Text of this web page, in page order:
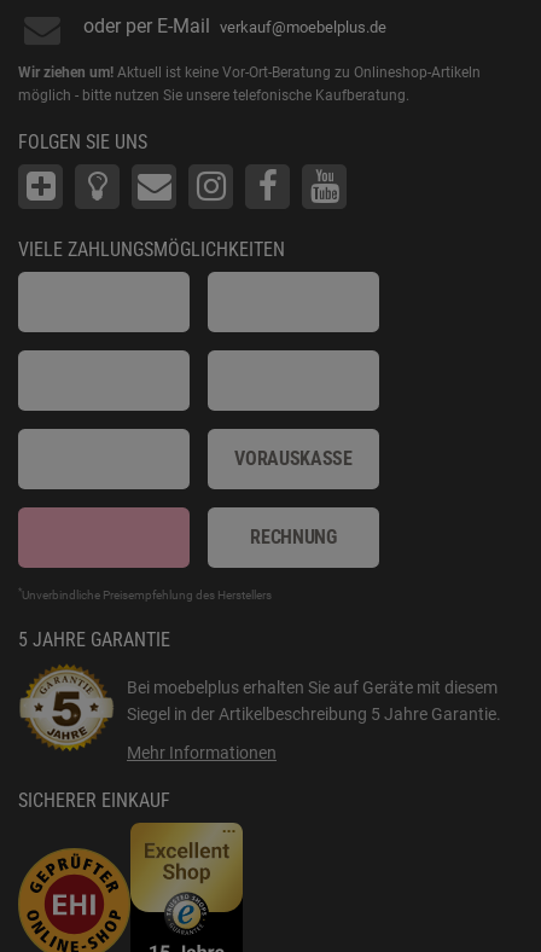
oder per E-Mail verkauf@moebelplus.de
Wir ziehen um! Aktuell ist keine Vor-Ort-Beratung zu Onlineshop-Artikeln
möglich - bitte nutzen Sie unsere telefonische Kaufberatung.
FOLGEN SIE UNS
VIELE ZAHLUNGSMÖGLICHKEITEN
VORAUSKASSE
RECHNUNG
*Unverbindliche Preisempfehlung des Herstellers
5 JAHRE GARANTIE
Bei moebelplus erhalten Sie auf Geräte mit diesem
Siegel in der Artikelbeschreibung 5 Jahre Garantie.
Mehr Informationen
SICHERER EINKAUF